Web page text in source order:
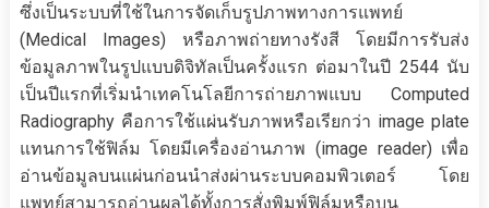
ซึ่งเป็นระบบที่ใช้ในการจัดเก็บรูปภาพทางการแพทย์
(Medical Images) หรือภาพถ่ายทางรังสี โดยมีการรับส่ง
ข้อมูลภาพในรูปแบบดิจิทัลเป็นครั้งแรก ต่อมาในปี 2544 นับ
เป็นปีแรกที่เริ่มนำเทคโนโลยีการถ่ายภาพแบบ Computed
Radiography คือการใช้แผ่นรับภาพหรือเรียกว่า image plate
แทนการใช้ฟิล์ม โดยมีเครื่องอ่านภาพ (image reader) เพื่อ
อ่านข้อมูลบนแผ่นก่อนนำส่งผ่านระบบคอมพิวเตอร์ โดย
แพทย์สามารถอ่านผลได้ทั้งการสั่งพิมพ์ฟิล์มหรือบน